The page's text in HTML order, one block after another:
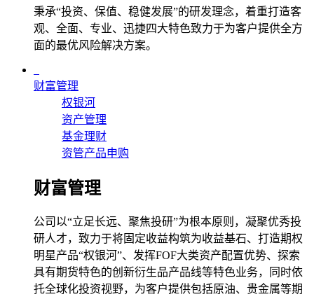
秉承“投资、保值、稳健发展”的研发理念，着重打造客
观、全面、专业、迅捷四大特色致力于为客户提供全方
面的最优风险解决方案。
财富管理
权银河
资产管理
基金理财
资管产品申购
财富管理
公司以“立足长远、聚焦投研”为根本原则，凝聚优秀投
研人才，致力于将固定收益构筑为收益基石、打造期权
明星产品“权银河”、发挥FOF大类资产配置优势、探索
具有期货特色的创新衍生品产品线等特色业务，同时依
托全球化投资视野，为客户提供包括原油、贵金属等期